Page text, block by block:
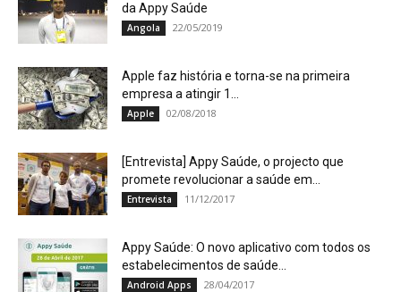
da Appy Saúde
Angola 22/05/2019
Apple faz história e torna-se na primeira
empresa a atingir 1...
Apple 02/08/2018
[Entrevista] Appy Saúde, o projecto que
promete revolucionar a saúde em...
Entrevista 11/12/2017
Appy Saúde: O novo aplicativo com todos os
estabelecimentos de saúde...
Android Apps 28/04/2017